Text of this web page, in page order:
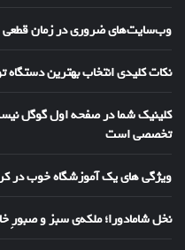
وب‌سایت‌های ضروری در زمان قطعی
نکات کلیدی انتخاب بهترین دستگاه
کلینیک شما در صفحه اول گوگل
تخصصی است
ویژگی های یک آموزشگاه خوب در
نخل شامادورا؛ ملکه‌ی سبز و صبورِ